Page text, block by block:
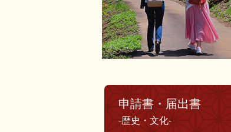
申請書・届出書
-歴史・文化-